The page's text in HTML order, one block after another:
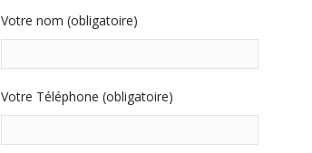
Votre nom (obligatoire)
Votre Téléphone (obligatoire)